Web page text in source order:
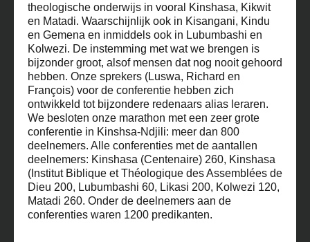
theologische onderwijs in vooral Kinshasa, Kikwit
en Matadi. Waarschijnlijk ook in Kisangani, Kindu
en Gemena en inmiddels ook in Lubumbashi en
Kolwezi. De instemming met wat we brengen is
bijzonder groot, alsof mensen dat nog nooit gehoord
hebben. Onze sprekers (Luswa, Richard en
François) voor de conferentie hebben zich
ontwikkeld tot bijzondere redenaars alias leraren.
We besloten onze marathon met een zeer grote
conferentie in Kinshsa-Ndjili: meer dan 800
deelnemers. Alle conferenties met de aantallen
deelnemers: Kinshasa (Centenaire) 260, Kinshasa
(Institut Biblique et Théologique des Assemblées de
Dieu 200, Lubumbashi 60, Likasi 200, Kolwezi 120,
Matadi 260. Onder de deelnemers aan de
conferenties waren 1200 predikanten.